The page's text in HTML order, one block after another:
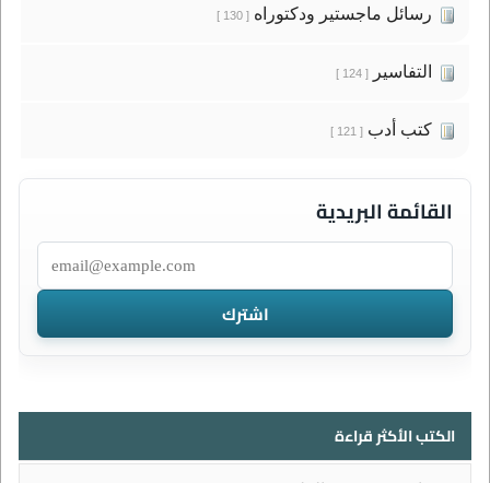
رسائل ماجستير ودكتوراه[ 130 ]
التفاسير[ 124 ]
كتب أدب[ 121 ]
القائمة البريدية
الكتب الأكثر قراءة